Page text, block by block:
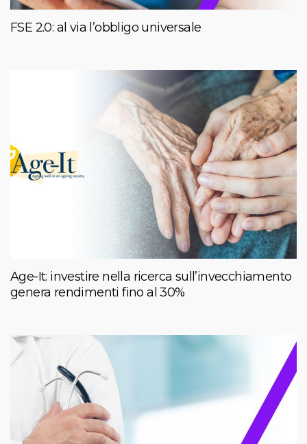
FSE 2.0: al via l’obbligo universale
Age-It: investire nella ricerca sull’invecchiamento
genera rendimenti fino al 30%